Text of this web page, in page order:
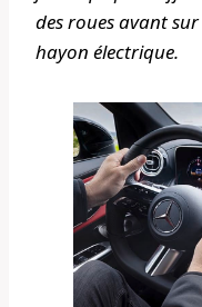
des roues avant
hayon électrique.